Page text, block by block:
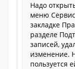
Надо
меню
закладке
разделе
записей,
изменение.
пользуется